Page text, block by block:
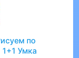
по
Умка